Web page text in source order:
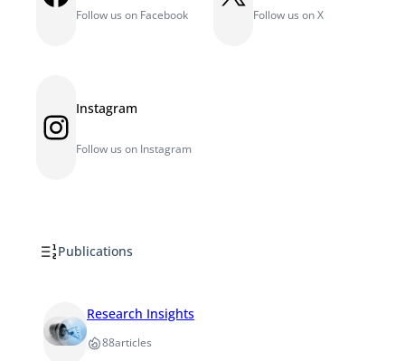
Follow us on Facebook Follow us on X
Instagram Instagram
Follow us on Instagram
Publications
Research Insights
88articles